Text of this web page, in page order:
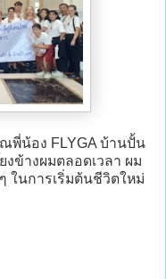
พี่น้อง FLYGA บ้านปั้น
ข้างผมตลอดเวลา ผม
ในการเริ่มต้นชีวิตใหม่